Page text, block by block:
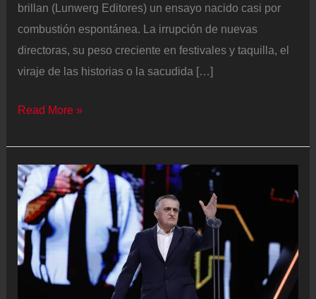
brillan (Lunwerg Editores) un ensayo nacido casi por
combustión espontánea. La irrupción de nuevas
directoras, su peso creciente en festivales y taquilla, el
viraje de las historias o la sacudida […]
Pepa
“Tuve
anorexia
y
me
obsesiona
ese
tema.
Read More »